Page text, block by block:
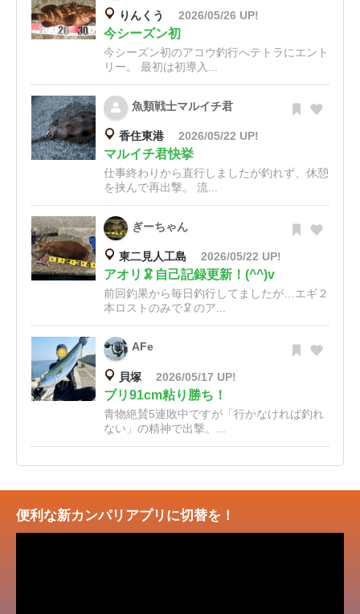
りんくう 2026/05/26 UP!
今シーズン初
今シーズン初のアコウ釣行へテトラにエント
リー。 最初は初導入...
魚類戦士マルイチ君
香住東港 2026/05/22 UP!
マルイチ君快挙
仕事終わりから直行しましたが釣れず、休憩
を挟んで再出撃。 流...
ぎーちゃん
東二見人工島 2026/05/22 UP!
アオリ🦑自己記録更新！(^^)v
前回釣果から毎日釣行してましたが…エギ２
本ロストのみで🦑のア...
AFe
貝塚 2026/05/17 UP!
ブリ91cm粘り勝ち！
青物絶賛5連敗中ですが「行かなければ釣れ
ない」の精神で出撃。...
便利な新カンパリアプリに切替を！